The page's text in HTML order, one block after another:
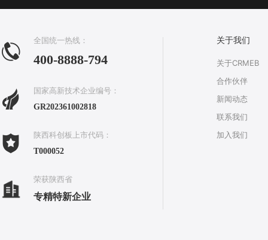
全国统一热线：
400-8888-794
国家高新技术企业编号：
GR202361002818
陕西科创板上市代码：
T000052
荣获陕西省
专精特新企业
关于我们
关于CRMEB
合作伙伴
新闻动态
联系我们
加入我们